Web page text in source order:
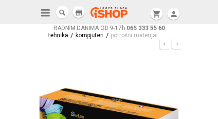
RADNIM DANIMA OD 9-17h 065 333 55 60
shopping_cart person
store
tehnika / kompjuteri / potrošni materijal